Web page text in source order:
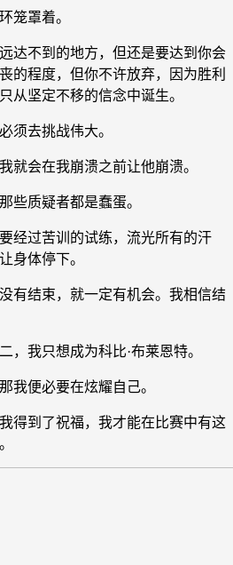
笼罩着。
达不到的地方，但还是要达到你会
的程度，但你不许放弃，因为胜利
从坚定不移的信念中诞生。
须去挑战伟大。
就会在我崩溃之前让他崩溃。
些质疑者都是蠢蛋。
经过苦训的试练，流光所有的汗
身体停下。
有结束，就一定有机会。我相信结
，我只想成为科比·布莱恩特。
我便必要在炫耀自己。
得到了祝福，我才能在比赛中有这